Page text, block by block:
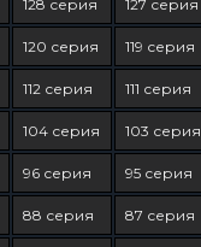
128 серия 127 серия
120 серия 119 серия
112 серия 111 серия
104 серия 103 серия
96 серия 95 серия
88 серия 87 серия